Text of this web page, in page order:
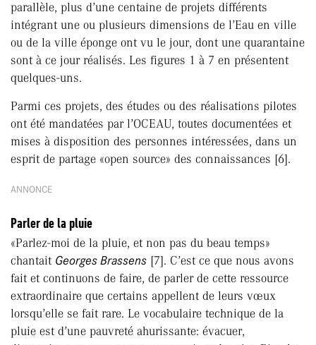
parallèle, plus d’une centaine de projets différents
intégrant une ou plusieurs dimensions de l’Eau en ville
ou de la ville éponge ont vu le jour, dont une quarantaine
sont à ce jour réalisés. Les figures 1 à 7 en présentent
quelques-uns.
Parmi ces projets, des études ou des réalisations pilotes
ont été mandatées par l’OCEAU, toutes documentées et
mises à disposition des personnes intéressées, dans un
esprit de partage «open source» des connaissances [6].
ANNONCE
Parler de la pluie
«Parlez-moi de la pluie, et non pas du beau temps»
chantait Georges Brassens [7]. C’est ce que nous avons
fait et continuons de faire, de parler de cette ressource
extraordinaire que certains appellent de leurs vœux
lorsqu’elle se fait rare. Le vocabulaire technique de la
pluie est d’une pauvreté ahurissante: évacuer,